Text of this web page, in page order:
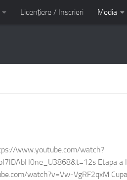
Licențiere / Inscrieri Media
www.youtube.com/watch?
Etapa a
watch?v=Vw-VgRF2qxM Cupa